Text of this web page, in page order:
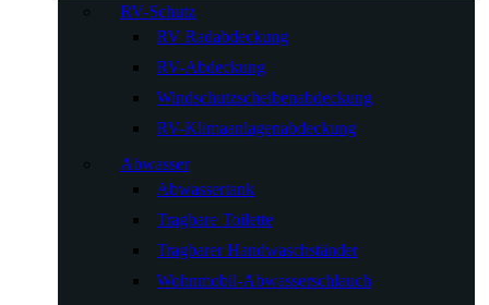
RV-Schutz
RV Radabdeckung
RV-Abdeckung
Windschutzscheibenabdeckung
RV-Klimaanlagenabdeckung
Abwasser
Abwassertank
Tragbare Toilette
Tragbarer Handwaschständer
Wohnmobil-Abwasserschlauch